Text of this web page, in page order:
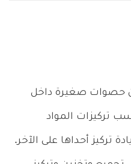
حصوات صغيرة داخل
تركيزات المواد
تركيز أحداها على الآخر.